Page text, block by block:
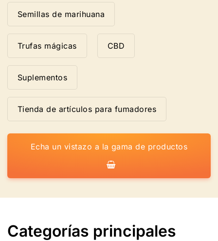
Semillas de marihuana
Trufas mágicas CBD
Suplementos
Tienda de artículos para fumadores
Echa un vistazo a la gama de productos
Categorías principales